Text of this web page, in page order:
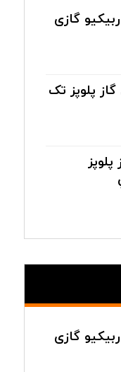
گازی
پلوپز تک
گازی